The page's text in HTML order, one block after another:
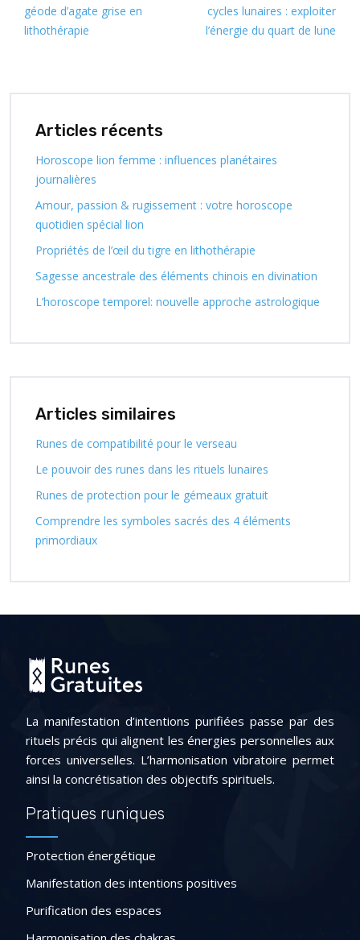
géode d’agate grise en
lithothérapie
cycles lunaires : exploiter
l’énergie du quart de lune
Articles récents
Horoscope lion femme : influences planétaires
journalières
Amour, passion & rugissement : votre horoscope
quotidien spécial lion
Propriétés de l’œil du tigre en lithothérapie
Sagesse ancestrale des éléments chinois en divination
L’horoscope temporel: nouvelle approche astrologique
Articles similaires
Runes de compatibilité pour le verseau
Le pouvoir des runes dans les rituels lunaires
Runes de protection pour le gémeaux gratuit
Comprendre les symboles sacrés des 4 éléments
primordiaux
La manifestation d’intentions purifiées passe par des
rituels précis qui alignent les énergies personnelles aux
forces universelles. L’harmonisation vibratoire permet
ainsi la concrétisation des objectifs spirituels.
Pratiques runiques
Protection énergétique
Manifestation des intentions positives
Purification des espaces